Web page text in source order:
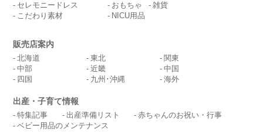
セレモニードレス
こだわり素材
おもちゃ
雑貨
NICU用品
販売店案内
北海道 東北
関東
中部
近畿
中国
四国
九州･沖縄 海外
出産・子育て情報
特集記事 出産準備リスト
赤ちゃんのお祝い・行事
ベビー用品のメンテナンス